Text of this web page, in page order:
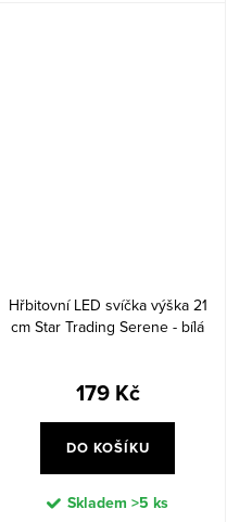
Hřbitovní LED svíčka výška 21
cm Star Trading Serene - bílá
179 Kč
DO KOŠÍKU
Skladem >5 ks